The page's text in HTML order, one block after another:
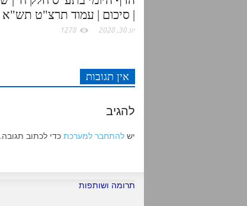
| סיכום | עמוד תרצ"ט תש"א
יונ 30, 2020 1278
אין תגובות
להגיב
יש להתחבר למערכת כדי לכתוב תגובה.
תרומה ושותפות